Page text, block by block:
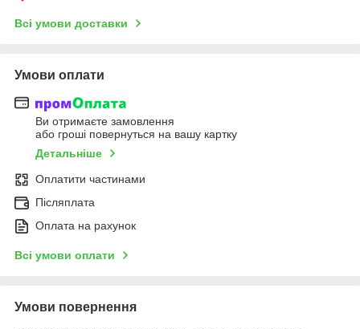
Всі умови доставки
Умови оплати
Ви отримаєте замовлення
або гроші повернуться на вашу картку
Детальніше
Оплатити частинами
Післяплата
Оплата на рахунок
Всі умови оплати
Умови повернення